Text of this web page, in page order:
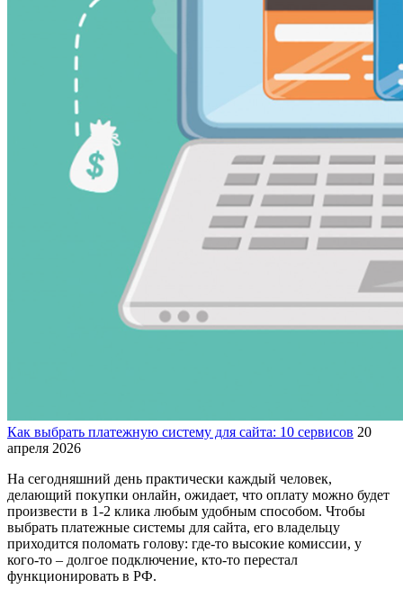
Как выбрать платежную систему для сайта: 10 сервисов 20
апреля 2026
На сегодняшний день практически каждый человек,
делающий покупки онлайн, ожидает, что оплату можно будет
произвести в 1-2 клика любым удобным способом. Чтобы
выбрать платежные системы для сайта, его владельцу
приходится поломать голову: где-то высокие комиссии, у
кого-то – долгое подключение, кто-то перестал
функционировать в РФ.